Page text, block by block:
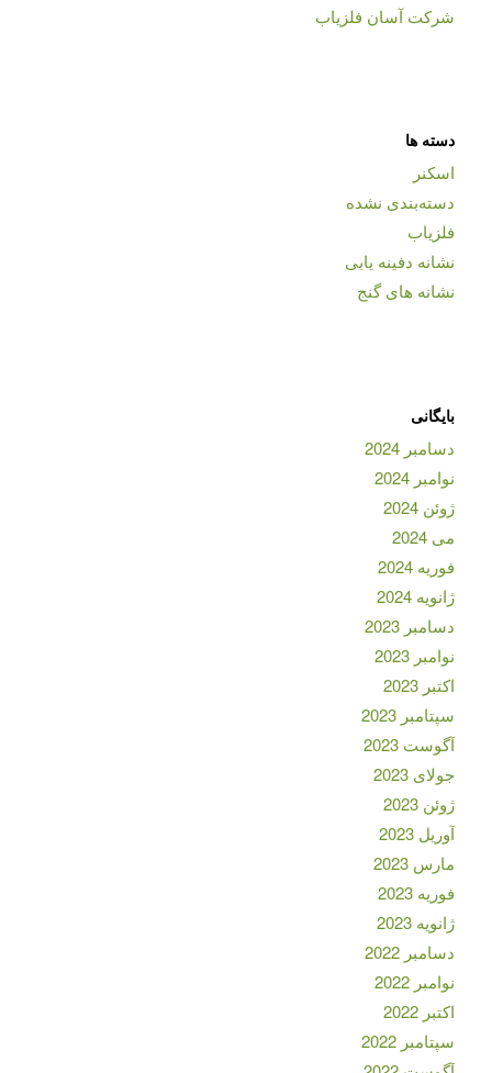
شرکت آسان فلزیاب
دسته ها
اسکنر
دسته‌بندی نشده
فلزیاب
نشانه دفینه یابی
نشانه های گنج
بایگانی
دسامبر 2024
نوامبر 2024
ژوئن 2024
می 2024
فوریه 2024
ژانویه 2024
دسامبر 2023
نوامبر 2023
اکتبر 2023
سپتامبر 2023
آگوست 2023
جولای 2023
ژوئن 2023
آوریل 2023
مارس 2023
فوریه 2023
ژانویه 2023
دسامبر 2022
نوامبر 2022
اکتبر 2022
سپتامبر 2022